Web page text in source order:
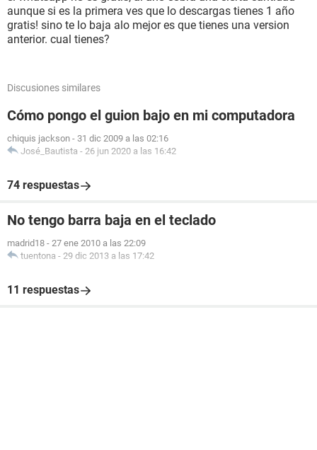
aunque si es la primera ves que lo descargas tienes 1 año
gratis! sino te lo baja alo mejor es que tienes una version
anterior. cual tienes?
Discusiones similares
Cómo pongo el guion bajo en mi computadora
chiquis jackson - 31 dic 2009 a las 02:16
José_Bautista - 26 jun 2020 a las 16:42
74 respuestas
No tengo barra baja en el teclado
madrid18 - 27 ene 2010 a las 22:09
tuentona - 29 dic 2013 a las 17:42
11 respuestas